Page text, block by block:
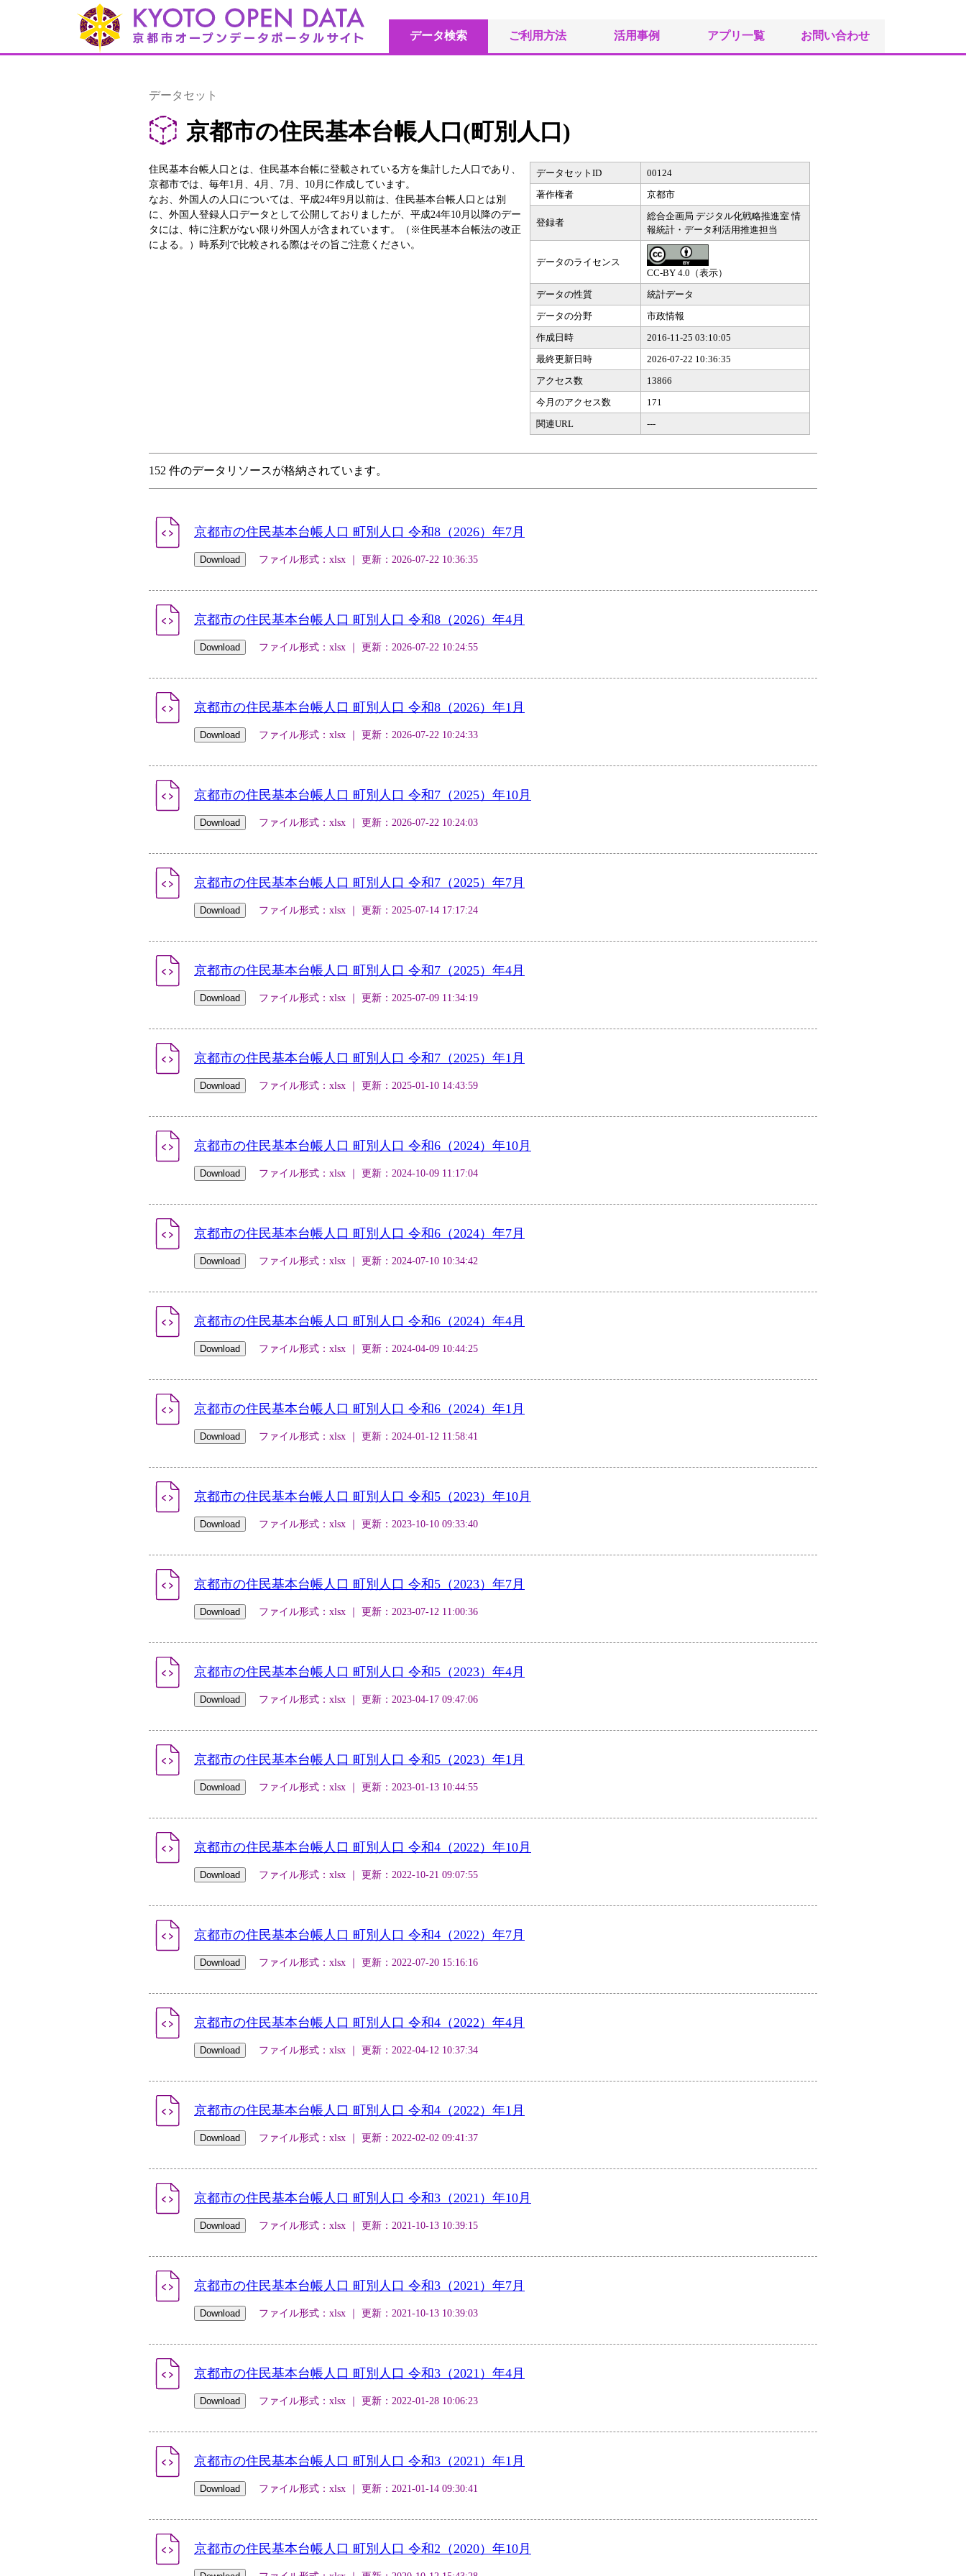
データ検索 ご利用方法 活用事例 アプリ一覧 お問い合わせ
データセット
京都市の住民基本台帳人口(町別人口)
住民基本台帳人口とは、住民基本台帳に登載されている方を集計した人口であり、
京都市では、毎年1月、4月、7月、10月に作成しています。
なお、外国人の人口については、平成24年9月以前は、住民基本台帳人口とは別
に、外国人登録人口データとして公開しておりましたが、平成24年10月以降のデー
タには、特に注釈がない限り外国人が含まれています。（※住民基本台帳法の改正
による。）時系列で比較される際はその旨ご注意ください。
データセットID
00124
著作権者
京都市
登録者
総合企画局 デジタル化戦略推進室 情
報統計・データ利活用推進担当
データのライセンス
CC-BY 4.0（表示）
データの性質
統計データ
データの分野
市政情報
作成日時
2016-11-25 03:10:05
最終更新日時
2026-07-22 10:36:35
アクセス数
13866
今月のアクセス数
171
関連URL
---
152 件のデータリソースが格納されています。
京都市の住民基本台帳人口 町別人口 令和8（2026）年7月
ファイル形式：xlsx ｜ 更新：2026-07-22 10:36:35
京都市の住民基本台帳人口 町別人口 令和8（2026）年4月
ファイル形式：xlsx ｜ 更新：2026-07-22 10:24:55
京都市の住民基本台帳人口 町別人口 令和8（2026）年1月
ファイル形式：xlsx ｜ 更新：2026-07-22 10:24:33
京都市の住民基本台帳人口 町別人口 令和7（2025）年10月
ファイル形式：xlsx ｜ 更新：2026-07-22 10:24:03
京都市の住民基本台帳人口 町別人口 令和7（2025）年7月
ファイル形式：xlsx ｜ 更新：2025-07-14 17:17:24
京都市の住民基本台帳人口 町別人口 令和7（2025）年4月
ファイル形式：xlsx ｜ 更新：2025-07-09 11:34:19
京都市の住民基本台帳人口 町別人口 令和7（2025）年1月
ファイル形式：xlsx ｜ 更新：2025-01-10 14:43:59
京都市の住民基本台帳人口 町別人口 令和6（2024）年10月
ファイル形式：xlsx ｜ 更新：2024-10-09 11:17:04
京都市の住民基本台帳人口 町別人口 令和6（2024）年7月
ファイル形式：xlsx ｜ 更新：2024-07-10 10:34:42
京都市の住民基本台帳人口 町別人口 令和6（2024）年4月
ファイル形式：xlsx ｜ 更新：2024-04-09 10:44:25
京都市の住民基本台帳人口 町別人口 令和6（2024）年1月
ファイル形式：xlsx ｜ 更新：2024-01-12 11:58:41
京都市の住民基本台帳人口 町別人口 令和5（2023）年10月
ファイル形式：xlsx ｜ 更新：2023-10-10 09:33:40
京都市の住民基本台帳人口 町別人口 令和5（2023）年7月
ファイル形式：xlsx ｜ 更新：2023-07-12 11:00:36
京都市の住民基本台帳人口 町別人口 令和5（2023）年4月
ファイル形式：xlsx ｜ 更新：2023-04-17 09:47:06
京都市の住民基本台帳人口 町別人口 令和5（2023）年1月
ファイル形式：xlsx ｜ 更新：2023-01-13 10:44:55
京都市の住民基本台帳人口 町別人口 令和4（2022）年10月
ファイル形式：xlsx ｜ 更新：2022-10-21 09:07:55
京都市の住民基本台帳人口 町別人口 令和4（2022）年7月
ファイル形式：xlsx ｜ 更新：2022-07-20 15:16:16
京都市の住民基本台帳人口 町別人口 令和4（2022）年4月
ファイル形式：xlsx ｜ 更新：2022-04-12 10:37:34
京都市の住民基本台帳人口 町別人口 令和4（2022）年1月
ファイル形式：xlsx ｜ 更新：2022-02-02 09:41:37
京都市の住民基本台帳人口 町別人口 令和3（2021）年10月
ファイル形式：xlsx ｜ 更新：2021-10-13 10:39:15
京都市の住民基本台帳人口 町別人口 令和3（2021）年7月
ファイル形式：xlsx ｜ 更新：2021-10-13 10:39:03
京都市の住民基本台帳人口 町別人口 令和3（2021）年4月
ファイル形式：xlsx ｜ 更新：2022-01-28 10:06:23
京都市の住民基本台帳人口 町別人口 令和3（2021）年1月
ファイル形式：xlsx ｜ 更新：2021-01-14 09:30:41
京都市の住民基本台帳人口 町別人口 令和2（2020）年10月